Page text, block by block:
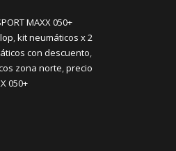
MAXX 050+
,kit neumáticos x 2
con descuento,
zona norte,precio
050+